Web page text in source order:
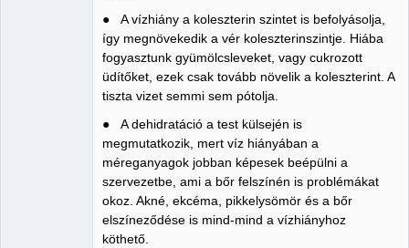
● A vízhiány a koleszterin szintet is befolyásolja,
így megnövekedik a vér koleszterinszintje. Hiába
fogyasztunk gyümölcsleveket, vagy cukrozott
üdítőket, ezek csak tovább növelik a koleszterint. A
tiszta vizet semmi sem pótolja.
● A dehidratáció a test külsején is
megmutatkozik, mert víz hiányában a
méreganyagok jobban képesek beépülni a
szervezetbe, ami a bőr felszínén is problémákat
okoz. Akné, ekcéma, pikkelysömör és a bőr
elszíneződése is mind-mind a vízhiányhoz
köthető.